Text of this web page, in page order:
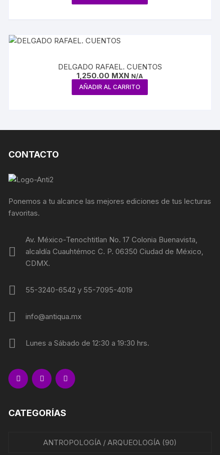
DELGADO RAFAEL. CUENTOS
1,250.00 MXN N/A
AÑADIR AL CARRITO
CONTACTO
Ponemos a tu alcance las mejores ediciones de tus lecturas
favoritas.
Av. México-Tenochtitlan No. 17 Colonia Buenavista,
alcaldía Cuauhtémoc C. P. 06350 Ciudad de México,
CDMX.
55-3240-6542 y 55-7095-4019
info@antiqua.mx
Lunes a Sábado de 12:30 a 19:30 hrs.
CATEGORÍAS
ANTROPOLOGÍA / ARQUEOLOGÍA(90)